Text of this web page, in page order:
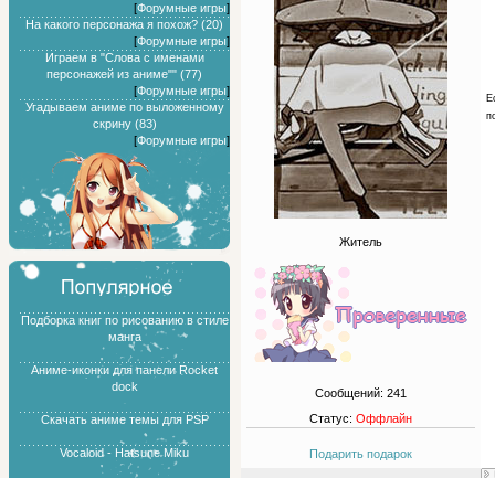
[Форумные игры]
На какого персонажа я похож? (20)
[Форумные игры]
Играем в "Слова с именами
персонажей из аниме"" (77)
[Форумные игры]
Угадываем аниме по выложенному
скрину (83)
[Форумные игры]
Подборка книг по рисованию в стиле
манга
Аниме-иконки для панели Rocket
dock
Скачать аниме темы для PSP
Vocaloid - Hatsune Miku
Житель
Сообщений: 241
Статус: Оффлайн
Подарить подарок